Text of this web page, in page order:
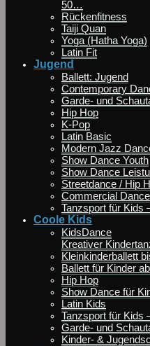
50…
Rückenfitness
Taiji Quan
Yoga (Hatha Yoga)
Latin Fit
Jugend
Ballett: Jugend
Contemporary
Garde- und
Hip Hop
K-Pop
Latin Basic
Modern Jazz
Show Dance Youth
Show Dance
Streetdance / Hip
Commercial Dance
Tanzsport für Kids
Coole Kids
KidsDance
Kreativer
Kleinkinderballett
Ballett für Kinder
Hip Hop
Show Dance für
Latin Kids
Tanzsport für Kids
Garde- und
Kinder- &